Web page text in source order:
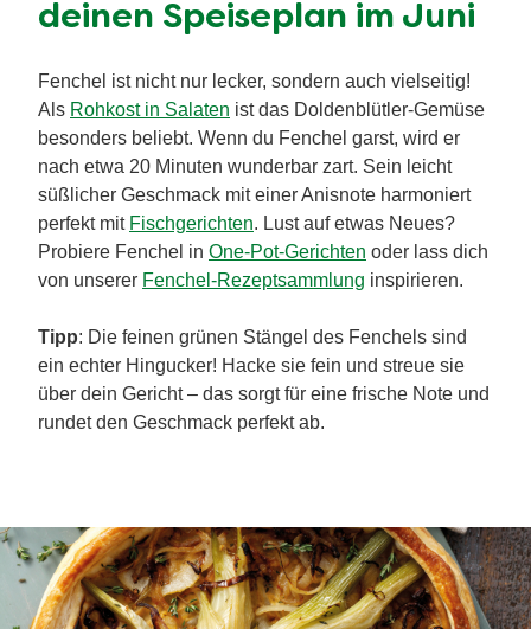
deinen Speiseplan im Juni
Fenchel ist nicht nur lecker, sondern auch vielseitig!
Als Rohkost in Salaten ist das Doldenblütler-Gemüse
besonders beliebt. Wenn du Fenchel garst, wird er
nach etwa 20 Minuten wunderbar zart. Sein leicht
süßlicher Geschmack mit einer Anisnote harmoniert
perfekt mit Fischgerichten. Lust auf etwas Neues?
Probiere Fenchel in One-Pot-Gerichten oder lass dich
von unserer Fenchel-Rezeptsammlung inspirieren.
Tipp: Die feinen grünen Stängel des Fenchels sind
ein echter Hingucker! Hacke sie fein und streue sie
über dein Gericht – das sorgt für eine frische Note und
rundet den Geschmack perfekt ab.